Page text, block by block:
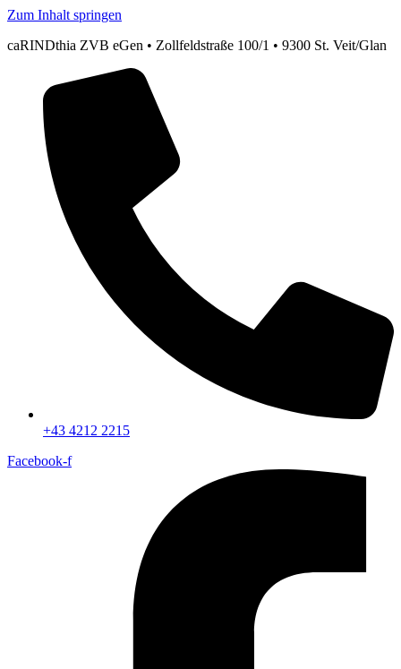
Zum Inhalt springen
caRINDthia ZVB eGen • Zollfeldstraße 100/1 • 9300 St. Veit/Glan
+43 4212 2215
Facebook-f